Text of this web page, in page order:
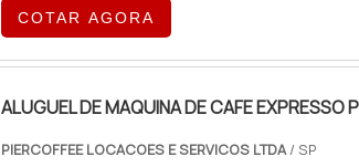
COTAR AGORA
ALUGUEL DE MAQUINA DE CAFE EXPRESSO
PIERCOFFEE LOCACOES E SERVICOS LTDA/ SP